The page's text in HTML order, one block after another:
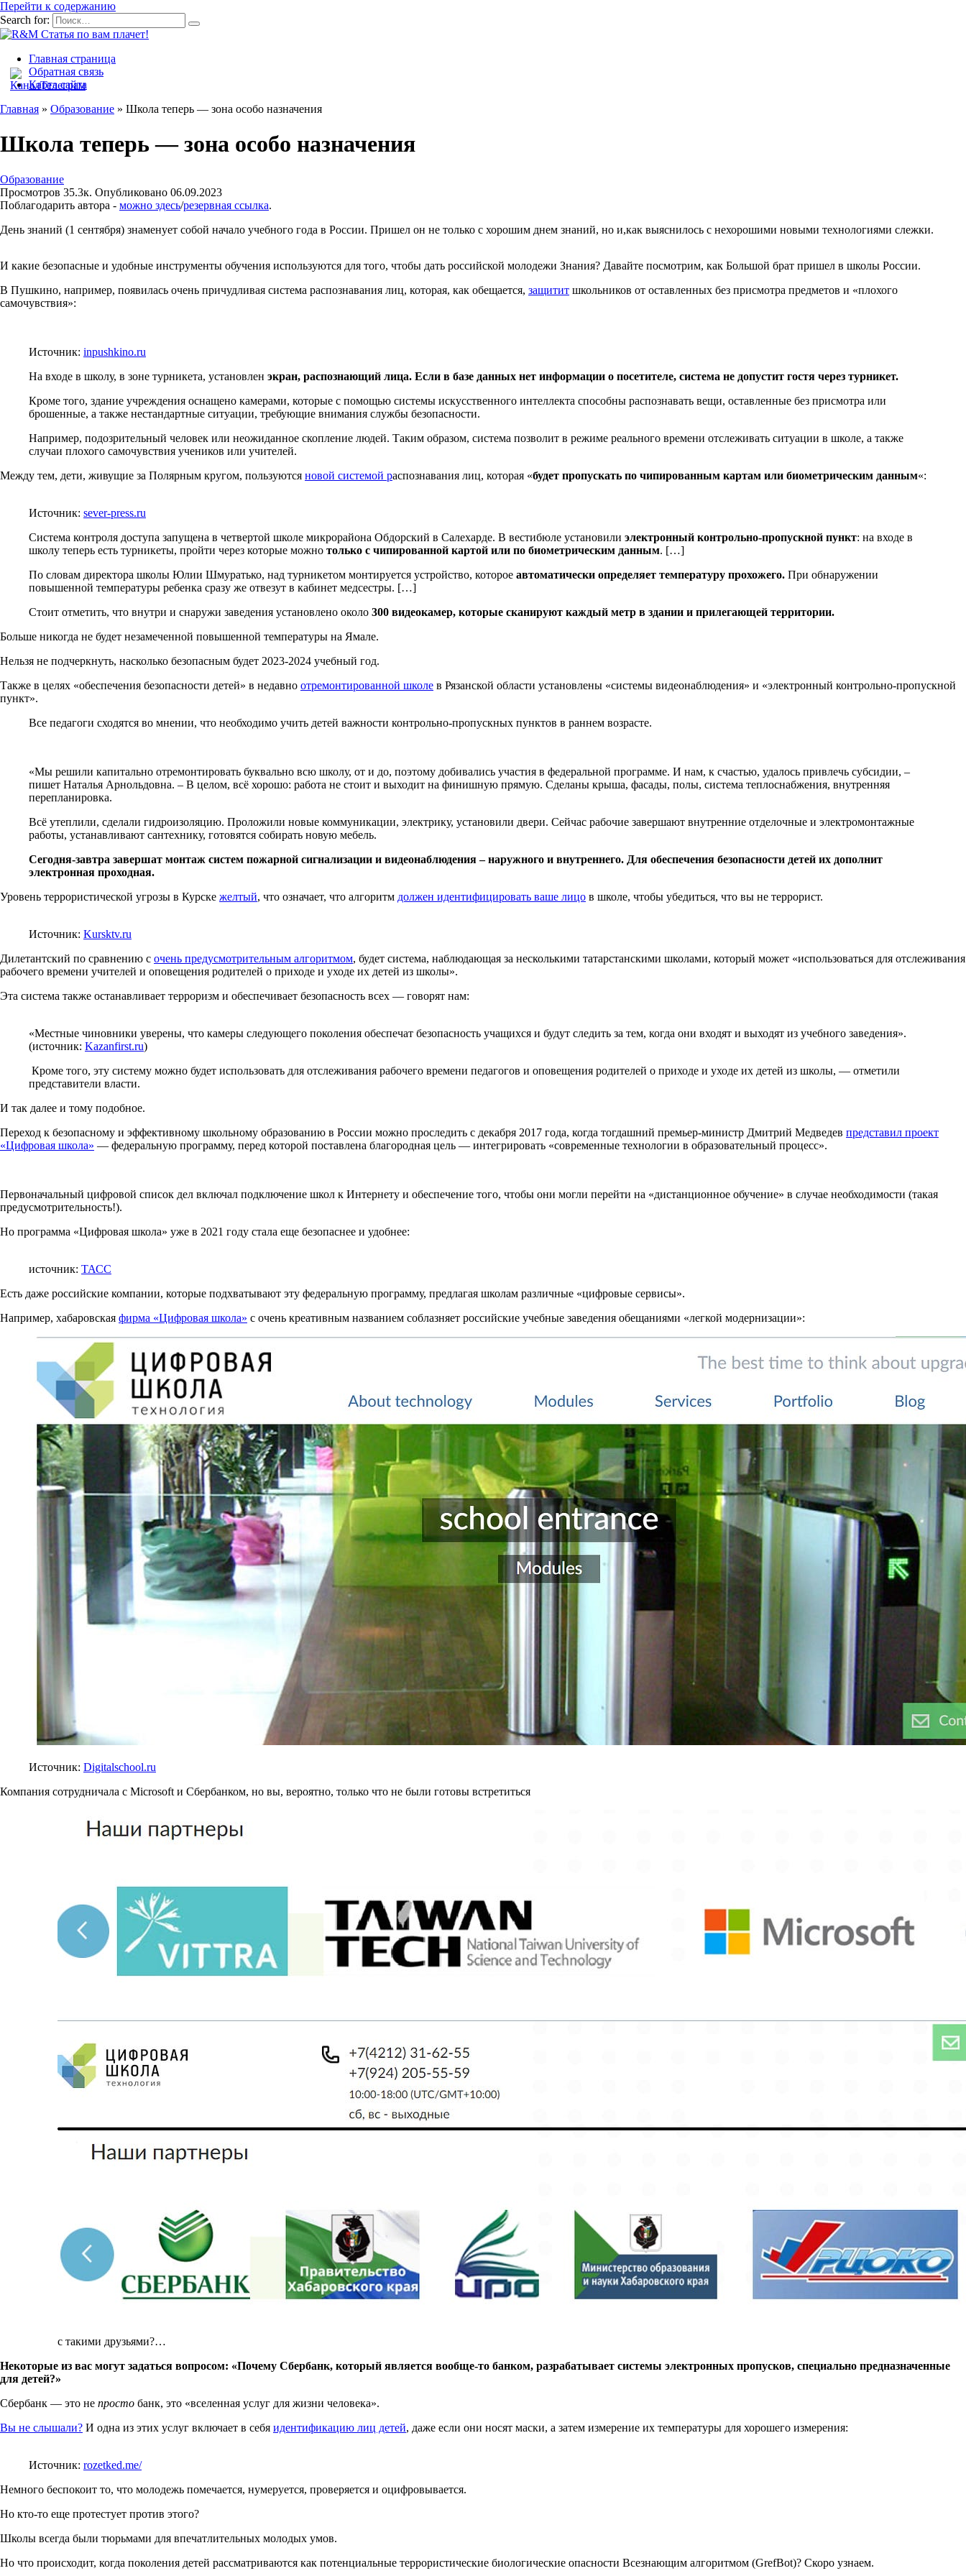
Перейти к содержанию
Search for:
Главная страница
Обратная связь
Карта сайта
Главная » Образование » Школа теперь — зона особо назначения
Школа теперь — зона особо назначения
Образование
Просмотров 35.3к. Опубликовано 06.09.2023
Поблагодарить автора - можно здесь/резервная ссылка.
День знаний (1 сентября) знаменует собой начало учебного года в России. Пришел он не только с хорошим днем знаний, но и,как выяснилось с нехорошими новыми технологиями слежки.
И какие безопасные и удобные инструменты обучения используются для того, чтобы дать российской молодежи Знания? Давайте посмотрим, как Большой брат пришел в школы России.
В Пушкино, например, появилась очень причудливая система распознавания лиц, которая, как обещается, защитит школьников от оставленных без присмотра предметов и «плохого
самочувствия»:
Источник: inpushkino.ru
На входе в школу, в зоне турникета, установлен экран, распознающий лица. Если в базе данных нет информации о посетителе, система не допустит гостя через турникет.
Кроме того, здание учреждения оснащено камерами, которые с помощью системы искусственного интеллекта способны распознавать вещи, оставленные без присмотра или
брошенные, а также нестандартные ситуации, требующие внимания службы безопасности.
Например, подозрительный человек или неожиданное скопление людей. Таким образом, система позволит в режиме реального времени отслеживать ситуации в школе, а также
случаи плохого самочувствия учеников или учителей.
Между тем, дети, живущие за Полярным кругом, пользуются новой системой распознавания лиц, которая «будет пропускать по чипированным картам или биометрическим данным«:
Источник: sever-press.ru
Система контроля доступа запущена в четвертой школе микрорайона Обдорский в Салехарде. В вестибюле установили электронный контрольно-пропускной пункт: на входе в
школу теперь есть турникеты, пройти через которые можно только с чипированной картой или по биометрическим данным. […]
По словам директора школы Юлии Шмуратько, над турникетом монтируется устройство, которое автоматически определяет температуру прохожего. При обнаружении
повышенной температуры ребенка сразу же отвезут в кабинет медсестры. […]
Стоит отметить, что внутри и снаружи заведения установлено около 300 видеокамер, которые сканируют каждый метр в здании и прилегающей территории.
Больше никогда не будет незамеченной повышенной температуры на Ямале.
Нельзя не подчеркнуть, насколько безопасным будет 2023-2024 учебный год.
Также в целях «обеспечения безопасности детей» в недавно отремонтированной школе в Рязанской области установлены «системы видеонаблюдения» и «электронный контрольно-пропускной
пункт».
Все педагоги сходятся во мнении, что необходимо учить детей важности контрольно-пропускных пунктов в раннем возрасте.
«Мы решили капитально отремонтировать буквально всю школу, от и до, поэтому добивались участия в федеральной программе. И нам, к счастью, удалось привлечь субсидии, –
пишет Наталья Арнольдовна. – В целом, всё хорошо: работа не стоит и выходит на финишную прямую. Сделаны крыша, фасады, полы, система теплоснабжения, внутренняя
перепланировка.
Всё утеплили, сделали гидроизоляцию. Проложили новые коммуникации, электрику, установили двери. Сейчас рабочие завершают внутренние отделочные и электромонтажные
работы, устанавливают сантехнику, готовятся собирать новую мебель.
Сегодня-завтра завершат монтаж систем пожарной сигнализации и видеонаблюдения – наружного и внутреннего. Для обеспечения безопасности детей их дополнит
электронная проходная.
Уровень террористической угрозы в Курске желтый, что означает, что алгоритм должен идентифицировать ваше лицо в школе, чтобы убедиться, что вы не террорист.
Источник: Kursktv.ru
Дилетантский по сравнению с очень предусмотрительным алгоритмом, будет система, наблюдающая за несколькими татарстанскими школами, который может «использоваться для отслеживания
рабочего времени учителей и оповещения родителей о приходе и уходе их детей из школы».
Эта система также останавливает терроризм и обеспечивает безопасность всех — говорят нам:
«Местные чиновники уверены, что камеры следующего поколения обеспечат безопасность учащихся и будут следить за тем, когда они входят и выходят из учебного заведения».
(источник: Kazanfirst.ru)
Кроме того, эту систему можно будет использовать для отслеживания рабочего времени педагогов и оповещения родителей о приходе и уходе их детей из школы, — отметили
представители власти.
И так далее и тому подобное.
Переход к безопасному и эффективному школьному образованию в России можно проследить с декабря 2017 года, когда тогдашний премьер-министр Дмитрий Медведев представил проект
«Цифровая школа» — федеральную программу, перед которой поставлена благородная цель — интегрировать «современные технологии в образовательный процесс».
Первоначальный цифровой список дел включал подключение школ к Интернету и обеспечение того, чтобы они могли перейти на «дистанционное обучение» в случае необходимости (такая
предусмотрительность!).
Но программа «Цифровая школа» уже в 2021 году стала еще безопаснее и удобнее:
источник: ТАСС
Есть даже российские компании, которые подхватывают эту федеральную программу, предлагая школам различные «цифровые сервисы».
Например, хабаровская фирма «Цифровая школа» с очень креативным названием соблазняет российские учебные заведения обещаниями «легкой модернизации»:
Источник: Digitalschool.ru
Компания сотрудничала с Microsoft и Сбербанком, но вы, вероятно, только что не были готовы встретиться
с такими друзьями?…
Некоторые из вас могут задаться вопросом: «Почему Сбербанк, который является вообще-то банком, разрабатывает системы электронных пропусков, специально предназначенные
для детей?»
Сбербанк — это не просто банк, это «вселенная услуг для жизни человека».
Вы не слышали? И одна из этих услуг включает в себя идентификацию лиц детей, даже если они носят маски, а затем измерение их температуры для хорошего измерения:
Источник: rozetked.me/
Немного беспокоит то, что молодежь помечается, нумеруется, проверяется и оцифровывается.
Но кто-то еще протестует против этого?
Школы всегда были тюрьмами для впечатлительных молодых умов.
Но что происходит, когда поколения детей рассматриваются как потенциальные террористические биологические опасности Всезнающим алгоритмом (GrefBot)? Скоро узнаем.